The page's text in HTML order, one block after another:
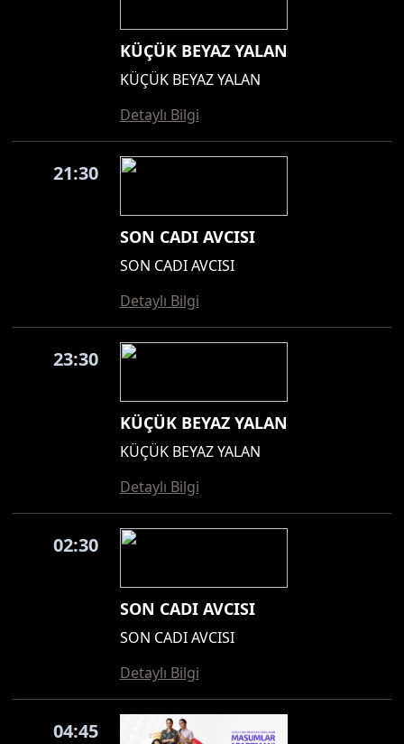
KÜÇÜK BEYAZ YALAN
KÜÇÜK BEYAZ YALAN
Detaylı Bilgi
21:30
SON CADI AVCISI
SON CADI AVCISI
Detaylı Bilgi
23:30
KÜÇÜK BEYAZ YALAN
KÜÇÜK BEYAZ YALAN
Detaylı Bilgi
02:30
SON CADI AVCISI
SON CADI AVCISI
Detaylı Bilgi
04:45